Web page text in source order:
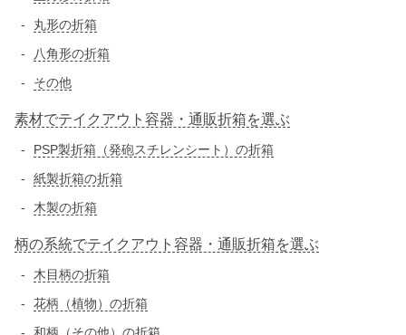
丸形の折箱
八角形の折箱
その他
素材でテイクアウト容器・通販折箱を選ぶ
PSP製折箱（発砲スチレンシート）の折箱
紙製折箱の折箱
木製の折箱
柄の系統でテイクアウト容器・通販折箱を選ぶ
木目柄の折箱
花柄（植物）の折箱
和柄（その他）の折箱